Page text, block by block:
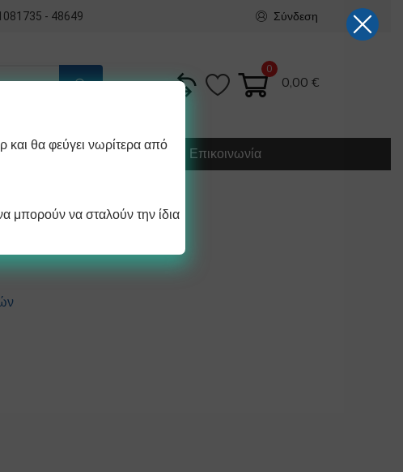
- 48649 Σύνδεση
0
0,00€
Κατασκευή Οδηγίες Επικοινωνία
ΚΑΔΟΥ 60°C
και θα φεύγει νωρίτερα από
μπορούν να σταλούν την ίδια